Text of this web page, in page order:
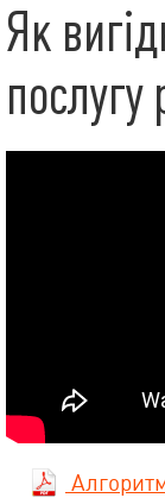
Як
послугу